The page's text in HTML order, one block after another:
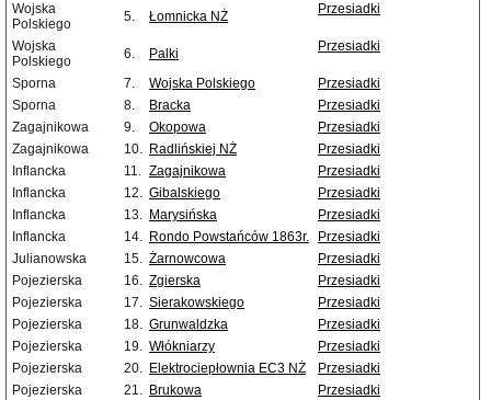
Wojska
Polskiego
5. Łomnicka NŻ Przesiadki
Wojska
Polskiego
6. Palki Przesiadki
Sporna 7. Wojska Polskiego
Przesiadki
Sporna
8. Bracka
Przesiadki
Zagajnikowa
9. Okopowa
Przesiadki
Zagajnikowa
10. Radlińskiej NŻ
Przesiadki
Inflancka
11. Zagajnikowa
Przesiadki
Inflancka
12. Gibalskiego
Przesiadki
Inflancka
13. Marysińska
Przesiadki
Inflancka
14. Rondo Powstańców 1863r.
Przesiadki
Julianowska
15. Żarnowcowa
Przesiadki
Pojezierska
16. Zgierska
Przesiadki
Pojezierska
17. Sierakowskiego
Przesiadki
Pojezierska
18. Grunwaldzka
Przesiadki
Pojezierska
19. Włókniarzy
Przesiadki
Pojezierska
20. Elektrociepłownia EC3 NŻ
Przesiadki
Pojezierska
21. Brukowa
Przesiadki